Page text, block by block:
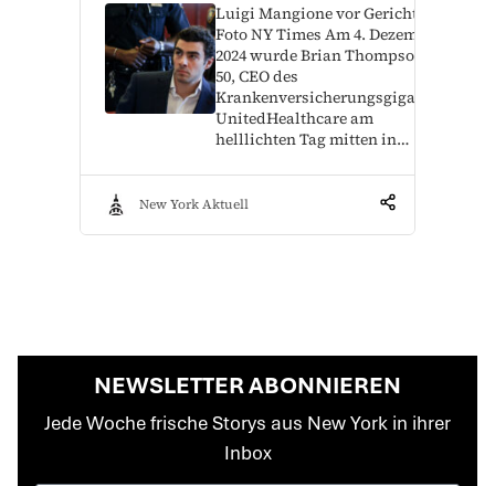
Luigi Mangione vor Gericht –
Foto NY Times Am 4. Dezember
2024 wurde Brian Thompson,
50, CEO des
Krankenversicherungsgiganten
UnitedHealthcare am
helllichten Tag mitten in…
New York Aktuell
NEWSLETTER ABONNIEREN
Jede Woche frische Storys aus New York in ihrer
Inbox